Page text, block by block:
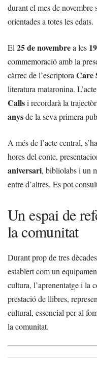
durant el mes de novembre
orientades a totes les edats.
El 25 de novembrea les
commemoració amb la
càrrec de l’escriptora Care
literatura mataronina.
Callsi recordarà la
anysde la seva primera
A més de l’acte central,
hores del conte,
aniversari, bibliolabs i un
entre d’altres. Es pot
Un espai de
la comunitat
Durant prop de tres
establert com un
cultura, l’aprenentatge i la
prestació de llibres,
cultural, essencial per al
la comunitat.